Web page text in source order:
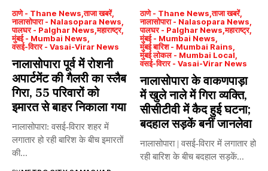
ठाणे - Thane News ताजा खबरें
नालासोपारा - Nalasopara News
पालघर - Palghar News महाराष्ट्र
मुंबई - Mumbai News
वसई-विरार - Vasai-Virar News
नालासोपारा पूर्व में रोशनी
अपार्टमेंट की गैलरी का स्लैब
गिरा, 55 परिवारों को
इमारत से बाहर निकाला गया
नालासोपारा: वसई-विरार शहर में
लगातार हो रही बारिश के बीच इमारतों
की...
ठाणे - Thane News ताजा खबरें
नालासोपारा - Nalasopara News
पालघर - Palghar News महाराष्ट्र
मुंबई - Mumbai News
मुंबई बारिश - Mumbai Rains
मुंबई लोकल - Mumbai Local
वसई-विरार - Vasai-Virar News
नालासोपारा के वाकणपाड़ा
में खुले नाले में गिरा व्यक्ति,
सीसीटीवी में कैद हुई घटना;
बदहाल सड़कें बनीं जानलेवा
नालासोपारा | वसई-विरार में लगातार हो
रही बारिश के बीच बदहाल सड़कें...